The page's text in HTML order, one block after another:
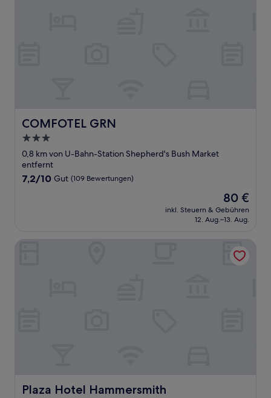
COMFOTEL GRN
COMFOTEL GRN
3.0-
Sterne-
Unterkunft
0,8 km von U-Bahn-Station Shepherd's Bush Market
entfernt
7.2
7,2/10 Gut (109 Bewertungen)
Der
Preis
beträgt
80 €
inkl. Steuern & Gebühren
12. Aug.–13. Aug.
Plaza Hotel Hammersmith
Plaza Hotel Hammersmith